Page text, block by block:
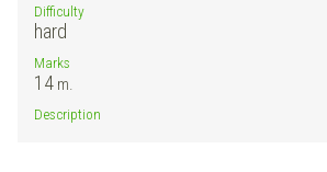
Difficulty
hard
Marks
14 m.
Description